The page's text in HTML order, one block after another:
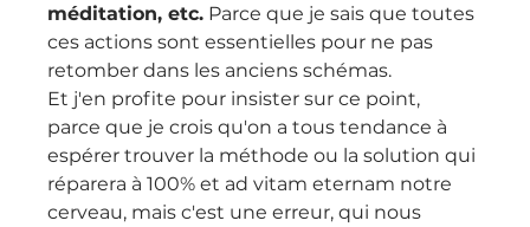
méditation, etc. Parce que je sais que toutes
ces actions sont essentielles pour ne pas
retomber dans les anciens schémas.
Et j'en profite pour insister sur ce point,
parce que je crois qu'on a tous tendance à
espérer trouver la méthode ou la solution qui
réparera à 100% et ad vitam eternam notre
cerveau, mais c'est une erreur, qui nous